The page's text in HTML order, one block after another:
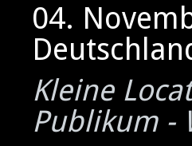
04.
Kleine
Publikum -